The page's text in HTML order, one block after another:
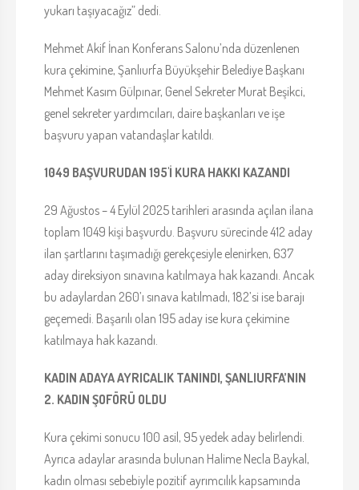
yukarı taşıyacağız” dedi.
Mehmet Akif İnan Konferans Salonu’nda düzenlenen
kura çekimine, Şanlıurfa Büyükşehir Belediye Başkanı
Mehmet Kasım Gülpınar, Genel Sekreter Murat Beşikci,
genel sekreter yardımcıları, daire başkanları ve işe
başvuru yapan vatandaşlar katıldı.
1049 BAŞVURUDAN 195'İ KURA HAKKI KAZANDI
29 Ağustos – 4 Eylül 2025 tarihleri arasında açılan ilana
toplam 1049 kişi başvurdu. Başvuru sürecinde 412 aday
ilan şartlarını taşımadığı gerekçesiyle elenirken, 637
aday direksiyon sınavına katılmaya hak kazandı. Ancak
bu adaylardan 260’ı sınava katılmadı, 182’si ise barajı
geçemedi. Başarılı olan 195 aday ise kura çekimine
katılmaya hak kazandı.
KADIN ADAYA AYRICALIK TANINDI, ŞANLIURFA’NIN
2. KADIN ŞOFÖRÜ OLDU
Kura çekimi sonucu 100 asil, 95 yedek aday belirlendi.
Ayrıca adaylar arasında bulunan Halime Necla Baykal,
kadın olması sebebiyle pozitif ayrımcılık kapsamında